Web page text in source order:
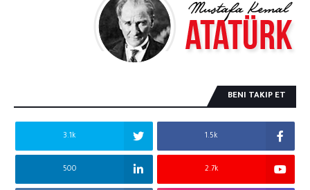
BENI TAKIP ET
1.5k
3.1k
2.7k
500